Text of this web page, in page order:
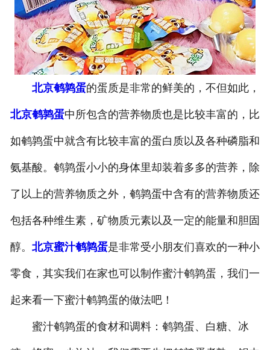
北京新东方食品
北京食品代加工
北京精忠报国八大锤典故版
- 北京蜜汁味卤蛋
- 北京茶香味卤蛋
北京鹌鹑蛋的蛋质是非常的鲜美的，不但如此，
北京鹌鹑蛋中所包含的营养物质也是比较丰富的，比
如鹌鹑蛋中就含有比较丰富的蛋白质以及各种磷脂和
氨基酸。鹌鹑蛋小小的身体里却装着多多的营养，除
了以上的营养物质之外，鹌鹑蛋中含有的营养物质还
包括各种维生素，矿物质元素以及一定的能量和胆固
醇。 北京蜜汁鹌鹑蛋是非常受小朋友们喜欢的一种小
零食，其实我们在家也可以制作蜜汁鹌鹑蛋，我们一
起来看一下蜜汁鹌鹑蛋的做法吧！
蜜汁鹌鹑蛋的食材和调料：鹌鹑蛋、白糖、冰